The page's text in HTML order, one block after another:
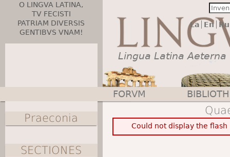
O LINGVA LATINA,
TV FECISTI
PATRIAM DIVERSIS
GENTIBVS VNAM!
La En Ru
Lingua Latina Aeterna
Could not display the
Main menu
FORVM
Praeconia
SECTIONES